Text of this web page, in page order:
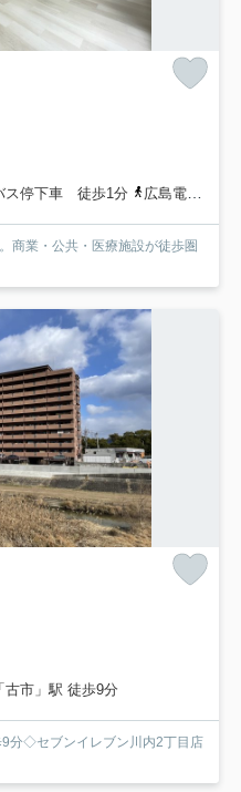
ス停下車 徒歩1分
広島電鉄宮島線「楽々園」駅 徒歩15分
商業・公共・医療施設が徒歩圏
古市」駅 徒歩9分
◇セブンイレブン川内2丁目店